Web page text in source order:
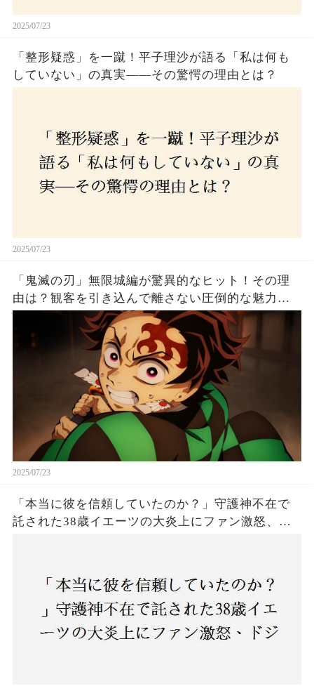
2025/07/23
「整形疑惑」を一蹴！平子理沙が語る「私は何も
していない」の真実——その驚愕の理由とは？
2025/07/23
「鬼滅の刃」無限城編が驚異的なヒット！その理
由は？観客を引き込んで離さない圧倒的な魅力と
2025/07/23
「本当に彼を信頼していたのか？」守護神不在で
託された38歳イエーツの大炎上にファン激怒、ド